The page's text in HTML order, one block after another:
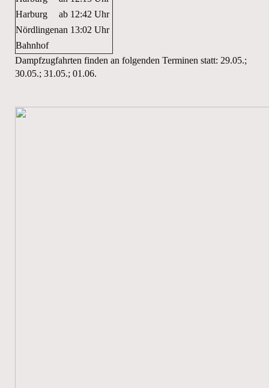
Harburg
ab 12:42 Uhr
Nördlingen
Bahnhof
an 13:02 Uhr
Dampfzugfahrten finden an folgenden Terminen statt: 29.05.;
30.05.; 31.05.; 01.06.